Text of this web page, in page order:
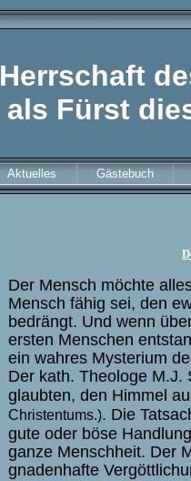
Herrschaft
als Fürst
Aktuelles Gästebuch
Der Mensch möchte
Mensch fähig sei, den
bedrängt. Und wenn
ersten Menschen
ein wahres Mysterium
Der kath. Theologe M.J.
glaubten, den Himmel
Christentums.). Die
gute oder böse
ganze Menschheit. Der
gnadenhafte